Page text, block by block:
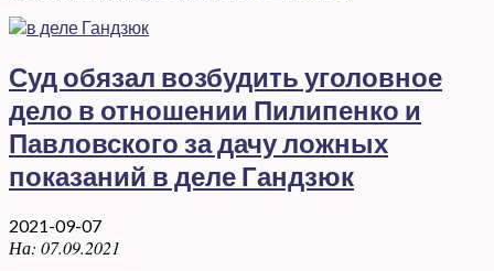
Суд обязал возбудить уголовное
дело в отношении Пилипенко и
Павловского за дачу ложных
показаний в деле Гандзюк
2021-09-07
На: 07.09.2021